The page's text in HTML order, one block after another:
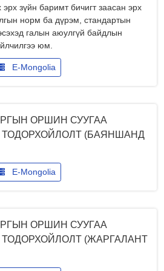
зүйн баримт бичигт заасан эрх
норм ба дүрэм, стандартын
галын аюулгүй байдлын
юм.
E-Mongolia
ОРШИН СУУГАА
ТОДОРХОЙЛОЛТ (БАЯНШАНД
E-Mongolia
ОРШИН СУУГАА
(ЖАРГАЛАНТ